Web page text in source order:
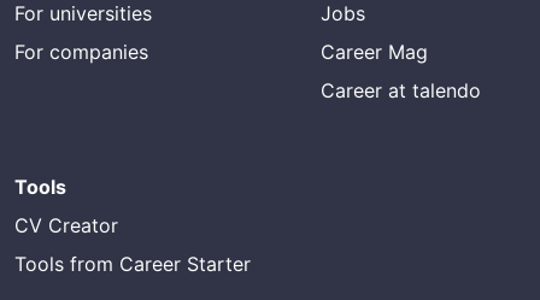
For universities
For companies
Jobs
Career Mag
Career at talendo
Tools
CV Creator
Tools from Career Starter